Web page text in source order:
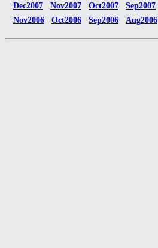
Dec2007
Nov2007 Oct2007 Sep2007
Nov2006
Oct2006 Sep2006 Aug2006